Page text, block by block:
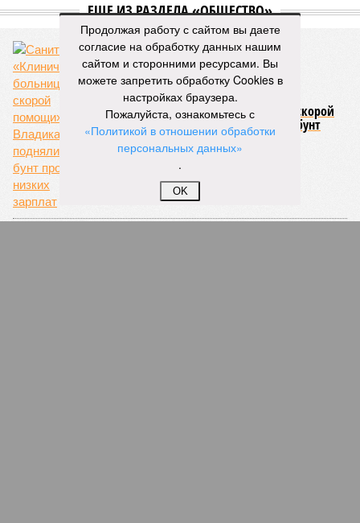
ЕЩЕ ИЗ РАЗДЕЛА «ОБЩЕСТВО»
Санитарки «Клинической больницы скорой
помощи» во Владикавказе подняли бунт
против низких зарплат
Продолжая работу с сайтом вы даете
согласие на обработку данных нашим
сайтом и сторонними ресурсами. Вы
можете запретить обработку Cookies в
настройках браузера.
Пожалуйста, ознакомьтесь с
«Политикой в отношении обработки
персональных данных»
.
OK